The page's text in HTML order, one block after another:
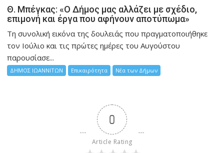
Θ. Μπέγκας: «Ο Δήμος μας αλλάζει με σχέδιο,
επιμονή και έργα που αφήνουν αποτύπωμα»
Τη συνολική εικόνα της δουλειάς που πραγματοποιήθηκε
τον Ιούλιο και τις πρώτες ημέρες του Αυγούστου
παρουσίασε...
ΔΗΜΟΣ ΙΩΑΝΝΙΤΩΝ Επικαιρότητα Νέα των Δήμων
0
Article Rating